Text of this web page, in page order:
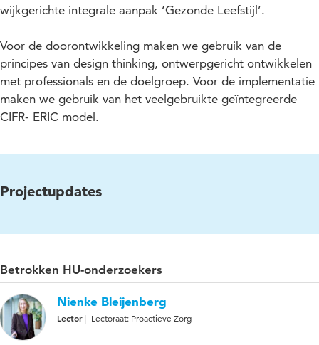
wijkgerichte integrale aanpak ‘Gezonde Leefstijl’.
Voor de doorontwikkeling maken we gebruik van de
principes van design thinking, ontwerpgericht ontwikkelen
met professionals en de doelgroep. Voor de implementatie
maken we gebruik van het veelgebruikte geïntegreerde
CIFR- ERIC model.
Projectupdates
Betrokken HU-onderzoekers
Nienke Bleijenberg
Lector Lectoraat: Proactieve Zorg